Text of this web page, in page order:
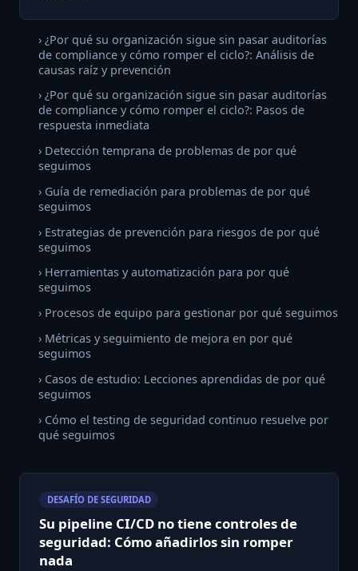
› ¿Por qué su organización sigue sin pasar auditorías
de compliance y cómo romper el ciclo?: Análisis de
causas raíz y prevención
› ¿Por qué su organización sigue sin pasar auditorías
de compliance y cómo romper el ciclo?: Pasos de
respuesta inmediata
› Detección temprana de problemas de por qué
seguimos
› Guía de remediación para problemas de por qué
seguimos
› Estrategias de prevención para riesgos de por qué
seguimos
› Herramientas y automatización para por qué
seguimos
› Procesos de equipo para gestionar por qué seguimos
› Métricas y seguimiento de mejora en por qué
seguimos
› Casos de estudio: Lecciones aprendidas de por qué
seguimos
› Cómo el testing de seguridad continuo resuelve por
qué seguimos
DESAFÍO DE SEGURIDAD
Su pipeline CI/CD no tiene controles de
seguridad: Cómo añadirlos sin romper
nada